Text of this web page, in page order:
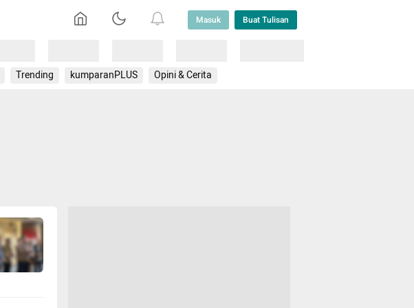
Masuk Buat Tulisan
Trending kumparanPLUS Opini & Cerita